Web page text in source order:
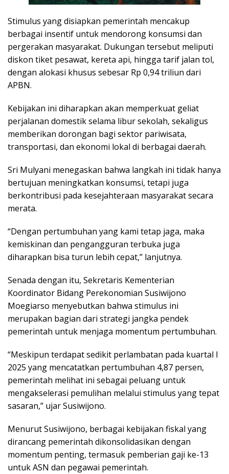
Stimulus yang disiapkan pemerintah mencakup
berbagai insentif untuk mendorong konsumsi dan
pergerakan masyarakat. Dukungan tersebut meliputi
diskon tiket pesawat, kereta api, hingga tarif jalan tol,
dengan alokasi khusus sebesar Rp 0,94 triliun dari
APBN.
Kebijakan ini diharapkan akan memperkuat geliat
perjalanan domestik selama libur sekolah, sekaligus
memberikan dorongan bagi sektor pariwisata,
transportasi, dan ekonomi lokal di berbagai daerah.
Sri Mulyani menegaskan bahwa langkah ini tidak hanya
bertujuan meningkatkan konsumsi, tetapi juga
berkontribusi pada kesejahteraan masyarakat secara
merata.
“Dengan pertumbuhan yang kami tetap jaga, maka
kemiskinan dan pengangguran terbuka juga
diharapkan bisa turun lebih cepat,” lanjutnya.
Senada dengan itu, Sekretaris Kementerian
Koordinator Bidang Perekonomian Susiwijono
Moegiarso menyebutkan bahwa stimulus ini
merupakan bagian dari strategi jangka pendek
pemerintah untuk menjaga momentum pertumbuhan.
“Meskipun terdapat sedikit perlambatan pada kuartal I
2025 yang mencatatkan pertumbuhan 4,87 persen,
pemerintah melihat ini sebagai peluang untuk
mengakselerasi pemulihan melalui stimulus yang tepat
sasaran,” ujar Susiwijono.
Menurut Susiwijono, berbagai kebijakan fiskal yang
dirancang pemerintah dikonsolidasikan dengan
momentum penting, termasuk pemberian gaji ke-13
untuk ASN dan pegawai pemerintah.